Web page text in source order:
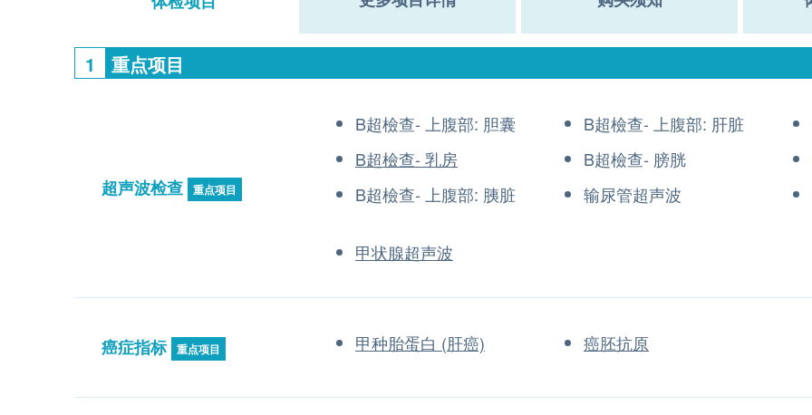
1 重点项目
超声波检查 重点项目
B超檢查- 上腹部: 胆囊
B超檢查- 上腹部: 肝脏
B超檢查- 乳房
B超檢查- 膀胱
B超檢查- 上腹部: 胰脏
输尿管超声波
甲状腺超声波
癌症指标 重点项目 甲种胎蛋白 (肝癌) 癌胚抗原